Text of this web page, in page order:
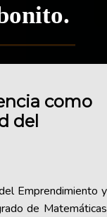
como
del
Emprendimiento y
de Matemáticas